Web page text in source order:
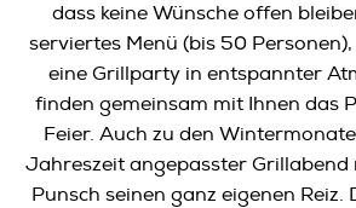
dass keine Wünsche offen
serviertes Menü (bis 50
eine Grillparty in entspannter
finden gemeinsam mit Ihnen das
Feier. Auch zu den
Jahreszeit angepasster Grillabend
Punsch seinen ganz eigenen Reiz.